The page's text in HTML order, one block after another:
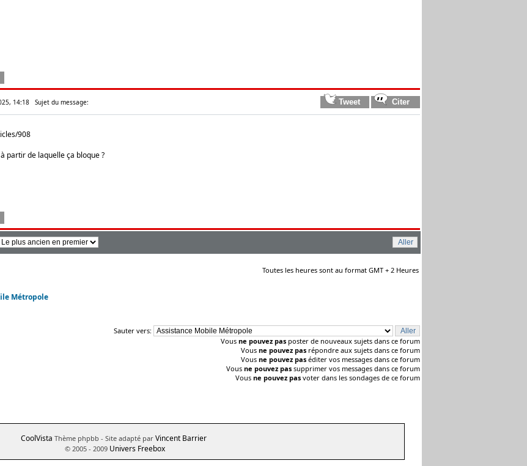
14:18 Sujet du message:
908
partir de laquelle ça bloque ?
Métropole
Toutes les heures sont au format GMT + 2 Heures
Sauter vers:
Vous ne pouvez pas poster de nouveaux sujets dans ce forum
Vous ne pouvez pas répondre aux sujets dans ce forum
Vous ne pouvez pas éditer vos messages dans ce forum
Vous ne pouvez pas supprimer vos messages dans ce forum
Vous ne pouvez pas voter dans les sondages de ce forum
CoolVista Thème phpbb - Site adapté par Vincent Barrier
© 2005 - 2009 Univers Freebox